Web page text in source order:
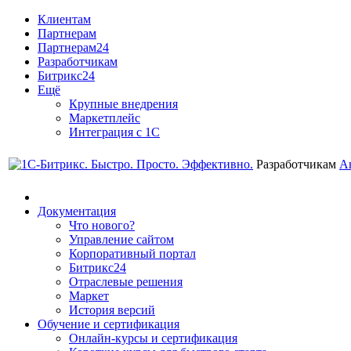
Клиентам
Партнерам
Партнерам24
Разработчикам
Битрикс24
Ещё
Крупные внедрения
Маркетплейс
Интеграция с 1С
Разработчикам
Документация
Что нового?
Управление сайтом
Корпоративный портал
Битрикс24
Отраслевые решения
Маркет
История версий
Обучение и сертификация
Онлайн-курсы и сертификация